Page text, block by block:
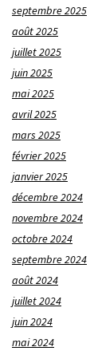
septembre 2025
août 2025
juillet 2025
juin 2025
mai 2025
avril 2025
mars 2025
février 2025
janvier 2025
décembre 2024
novembre 2024
octobre 2024
septembre 2024
août 2024
juillet 2024
juin 2024
mai 2024